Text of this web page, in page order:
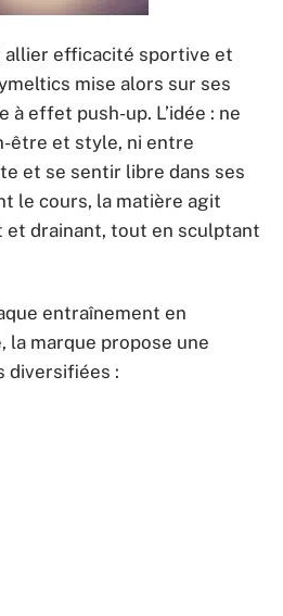
allier efficacité sportive et
mise alors sur ses
effet push-up. L’idée : ne
être et style, ni entre
et se sentir libre dans ses
le cours, la matière agit
et drainant, tout en sculptant
entraînement en
marque propose une
diversifiées :